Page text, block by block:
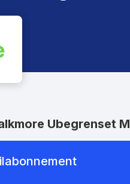
Ubegrenset